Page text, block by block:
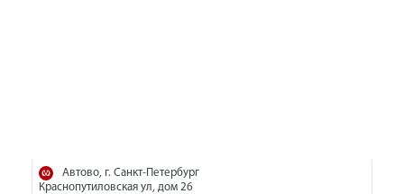
Автово, г. Санкт-Петербург
Краснопутиловская ул, дом 26